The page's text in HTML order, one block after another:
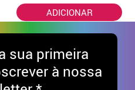
ADICIONAR
sua primeira
à nossa